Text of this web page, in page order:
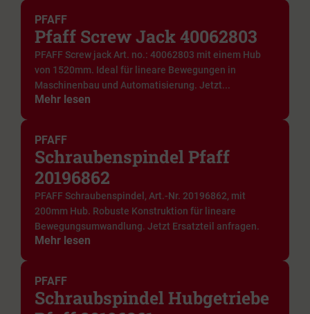
PFAFF
Pfaff Screw Jack 40062803
PFAFF Screw jack Art. no.: 40062803 mit einem Hub
von 1520mm. Ideal für lineare Bewegungen in
Maschinenbau und Automatisierung. Jetzt...
Mehr lesen
PFAFF
Schraubenspindel Pfaff
20196862
PFAFF Schraubenspindel, Art.-Nr. 20196862, mit
200mm Hub. Robuste Konstruktion für lineare
Bewegungsumwandlung. Jetzt Ersatzteil anfragen.
Mehr lesen
PFAFF
Schraubspindel Hubgetriebe